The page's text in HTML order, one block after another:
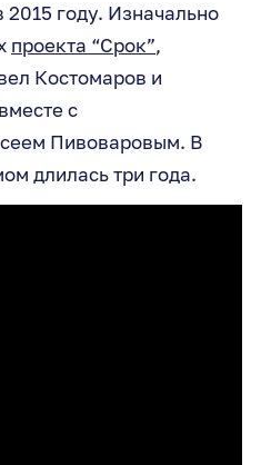
году. Изначально
проекта “Срок”,
Костомаров и
с
Пивоваровым. В
длилась три года.